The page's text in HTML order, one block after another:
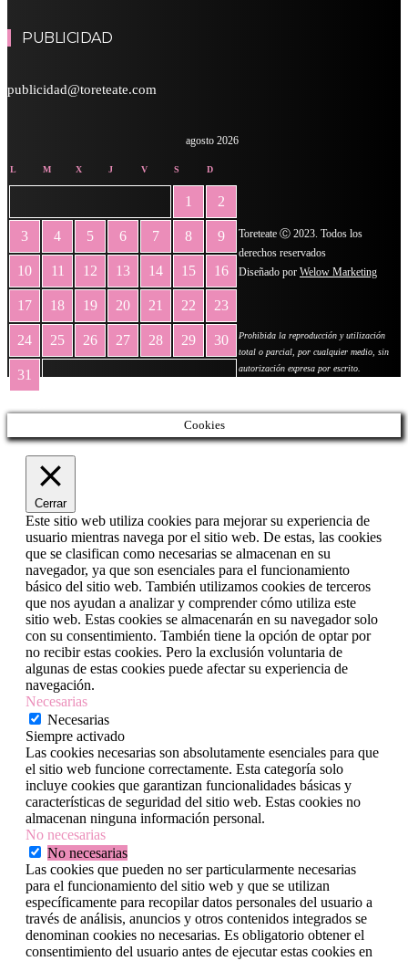
PUBLICIDAD
publicidad@toreteate.com
agosto 2026
L M X J V S D
1 2
3 4 5 6 7 8 9
10 11 12 13 14 15 16
17 18 19 20 21 22 23
24 25 26 27 28 29 30
31
Toreteate Ⓒ 2023. Todos los
derechos reservados
Diseñado por Welow Marketing
Prohibida la reproducción y utilización
total o parcial, por cualquier medio, sin
autorización expresa por escrito.
Cookies
Cerrar
Este sitio web utiliza cookies para mejorar su experiencia de
usuario mientras navega por el sitio web. De estas, las cookies
que se clasifican como necesarias se almacenan en su
navegador, ya que son esenciales para el funcionamiento
básico del sitio web. También utilizamos cookies de terceros
que nos ayudan a analizar y comprender cómo utiliza este
sitio web. Estas cookies se almacenarán en su navegador solo
con su consentimiento. También tiene la opción de optar por
no recibir estas cookies. Pero la exclusión voluntaria de
algunas de estas cookies puede afectar su experiencia de
navegación.
Necesarias
Necesarias
Siempre activado
Las cookies necesarias son absolutamente esenciales para que
el sitio web funcione correctamente. Esta categoría solo
incluye cookies que garantizan funcionalidades básicas y
características de seguridad del sitio web. Estas cookies no
almacenan ninguna información personal.
No necesarias
No necesarias
Las cookies que pueden no ser particularmente necesarias
para el funcionamiento del sitio web y que se utilizan
específicamente para recopilar datos personales del usuario a
través de análisis, anuncios y otros contenidos integrados se
denominan cookies no necesarias. Es obligatorio obtener el
consentimiento del usuario antes de ejecutar estas cookies en